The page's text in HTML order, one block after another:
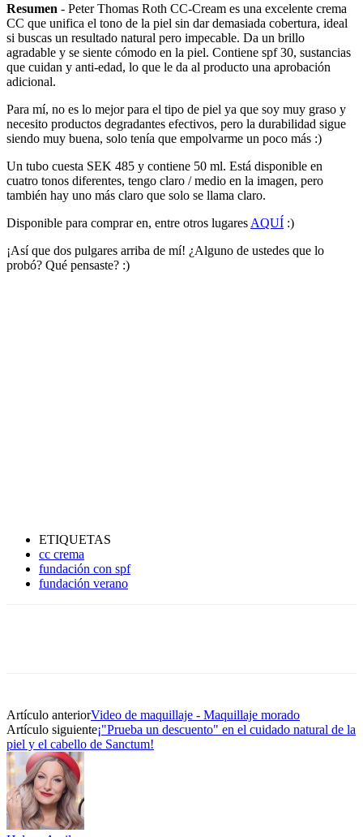
Resumen - Peter Thomas Roth CC-Cream es una excelente crema
CC que unifica el tono de la piel sin dar demasiada cobertura, ideal
si buscas un resultado natural pero impecable. Da un brillo
agradable y se siente cómodo en la piel. Contiene spf 30, sustancias
que cuidan y anti-edad, lo que le da al producto una aprobación
adicional.
Para mí, no es lo mejor para el tipo de piel ya que soy muy graso y
necesito productos degradantes efectivos, pero la durabilidad sigue
siendo muy buena, solo tenía que empolvarme un poco más :)
Un tubo cuesta SEK 485 y contiene 50 ml. Está disponible en
cuatro tonos diferentes, tengo claro / medio en la imagen, pero
también hay uno más claro que solo se llama claro.
Disponible para comprar en, entre otros lugares AQUÍ :)
¡Así que dos pulgares arriba de mí! ¿Alguno de ustedes que lo
probó? Qué pensaste? :)
ETIQUETAS
cc crema
fundación con spf
fundación verano
Artículo anteriorVideo de maquillaje - Maquillaje morado
Artículo siguiente¡"Prueba un descuento" en el cuidado natural de la
piel y el cabello de Sanctum!